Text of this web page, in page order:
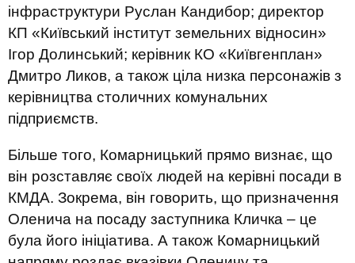
інфраструктури Руслан Кандибор; директор
КП «Київський інститут земельних відносин»
Ігор Долинський; керівник КО «Київгенплан»
Дмитро Ликов, а також ціла низка персонажів з
керівництва столичних комунальних
підприємств.
Більше того, Комарницький прямо визнає, що
він розставляє своїх людей на керівні посади в
КМДА. Зокрема, він говорить, що призначення
Оленича на посаду заступника Кличка – це
була його ініціатива. А також Комарницький